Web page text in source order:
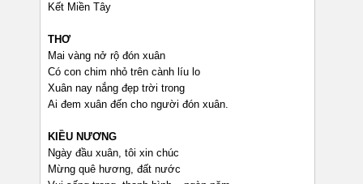
Kết Miền Tây
THƠ
Mai vàng nở rộ đón xuân
Có con chim nhỏ trên cành líu lo
Xuân nay nắng đẹp trời trong
Ai đem xuân đến cho người đón xuân.
KIỀU NƯƠNG
Ngày đầu xuân, tôi xin chúc
Mừng quê hương, đất nước